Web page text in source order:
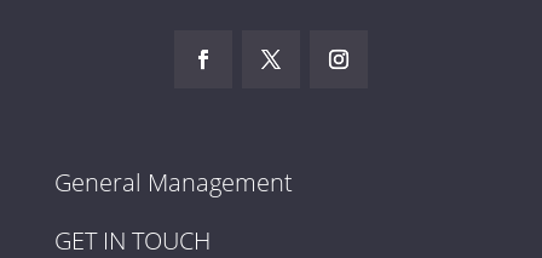
General Management
GET IN TOUCH